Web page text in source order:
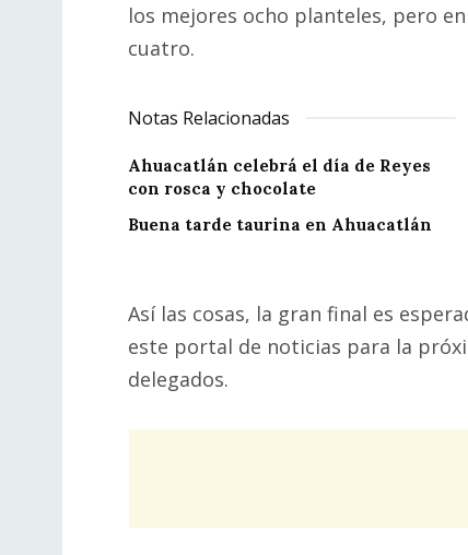
los mejores ocho planteles, pero
cuatro.
Notas Relacionadas
Ahuacatlán celebrá el día de Reyes
con rosca y chocolate
Buena tarde taurina en Ahuacatlán
Así las cosas, la gran final es
este portal de noticias para la
delegados.